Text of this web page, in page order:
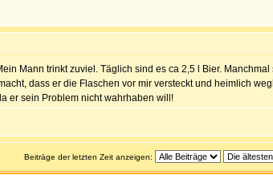
Mann trinkt zuviel. Täglich sind es ca 2,5 l Bier.
dass er die Flaschen vor mir versteckt und heimlich
er sein Problem nicht wahrhaben will!
Beiträge der letzten Zeit anzeigen: